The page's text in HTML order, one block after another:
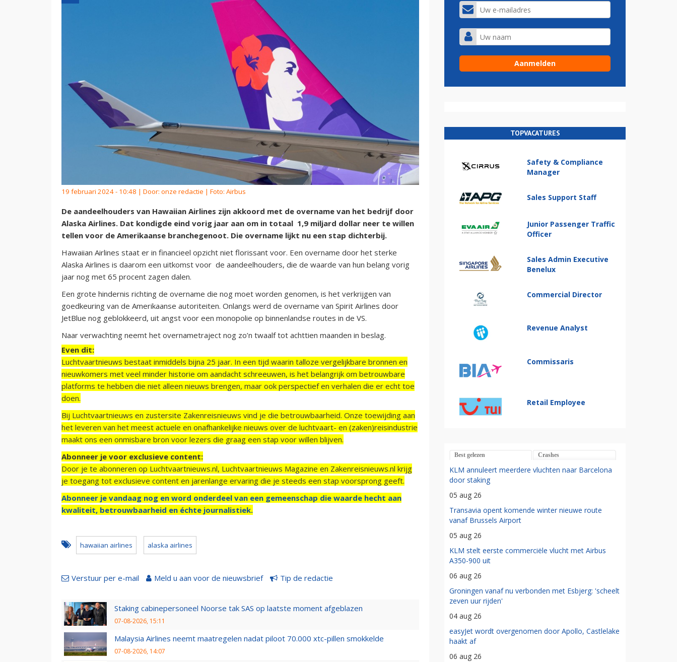
19 februari 2024 - 10:48 | Door: onze redactie | Foto: Airbus
De aandeelhouders van Hawaiian Airlines zijn akkoord met de overname van het bedrijf door
Alaska Airlines. Dat kondigde eind vorig jaar aan om in totaal 1,9 miljard dollar neer te willen
tellen voor de Amerikaanse branchegenoot. Die overname lijkt nu een stap dichterbij.
Hawaiian Airlines staat er in financieel opzicht niet florissant voor. Een overname door het sterke
Alaska Airlines is daarom een uitkomst voor de aandeelhouders, die de waarde van hun belang vorig
jaar nog met 65 procent zagen dalen.
Een grote hindernis richting de overname die nog moet worden genomen, is het verkrijgen van
goedkeuring van de Amerikaanse autoriteiten. Onlangs werd de overname van Spirit Airlines door
JetBlue nog geblokkeerd, uit angst voor een monopolie op binnenlandse routes in de VS.
Naar verwachting neemt het overnametraject nog zo’n twaalf tot achttien maanden in beslag.
Even dit:
Luchtvaartnieuws bestaat inmiddels bijna 25 jaar. In een tijd waarin talloze vergelijkbare bronnen en
nieuwkomers met veel minder historie om aandacht schreeuwen, is het belangrijk om betrouwbare
platforms te hebben die niet alleen nieuws brengen, maar ook perspectief en verhalen die er echt toe
doen.
Bij Luchtvaartnieuws en zustersite Zakenreisnieuws vind je die betrouwbaarheid. Onze toewijding aan
het leveren van het meest actuele en onafhankelijke nieuws over de luchtvaart- en (zaken)reisindustrie
maakt ons een onmisbare bron voor lezers die graag een stap voor willen blijven.
Abonneer je voor exclusieve content:
Door je te abonneren op Luchtvaartnieuws.nl, Luchtvaartnieuws Magazine en Zakenreisnieuws.nl krijg
je toegang tot exclusieve content en jarenlange ervaring die je steeds een stap voorsprong geeft.
Abonneer je vandaag nog en word onderdeel van een gemeenschap die waarde hecht aan
kwaliteit, betrouwbaarheid en échte journalistiek.
hawaiian airlines alaska airlines
Verstuur per e-mail Meld u aan voor de nieuwsbrief Tip de redactie
Staking cabinepersoneel Noorse tak SAS op laatste moment afgeblazen
07-08-2026, 15:11
Malaysia Airlines neemt maatregelen nadat piloot 70.000 xtc-pillen smokkelde
07-08-2026, 14:07
TOPVACATURES
Safety & Compliance
Manager
Sales Support Staff
Junior Passenger Traffic
Officer
Sales Admin Executive
Benelux
Commercial Director
Revenue Analyst
Commissaris
Retail Employee
Best gelezen Crashes
KLM annuleert meerdere vluchten naar Barcelona
door staking
05 aug 26
Transavia opent komende winter nieuwe route
vanaf Brussels Airport
05 aug 26
KLM stelt eerste commerciële vlucht met Airbus
A350-900 uit
06 aug 26
Groningen vanaf nu verbonden met Esbjerg: 'scheelt
zeven uur rijden'
04 aug 26
easyJet wordt overgenomen door Apollo, Castlelake
haakt af
06 aug 26